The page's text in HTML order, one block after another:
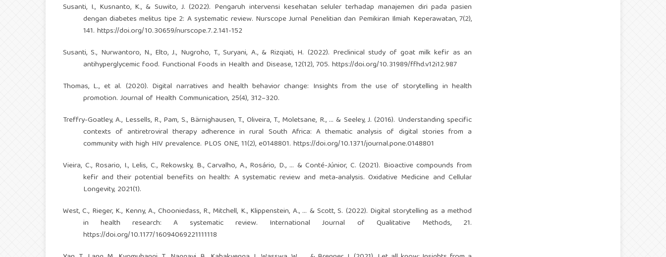
Susanti, I., Kusnanto, K., & Suwito, J. (2022). Pengaruh intervensi kesehatan seluler terhadap manajemen diri pada pasien
dengan diabetes melitus tipe 2: A systematic review. Nurscope Jurnal Penelitian dan Pemikiran Ilmiah Keperawatan, 7(2),
141. https://doi.org/10.30659/nurscope.7.2.141-152
Susanti, S., Nurwantoro, N., Elto, J., Nugroho, T., Suryani, A., & Rizqiati, H. (2022). Preclinical study of goat milk kefir as an
antihyperglycemic food. Functional Foods in Health and Disease, 12(12), 705. https://doi.org/10.31989/ffhd.v12i12.987
Thomas, L., et al. (2020). Digital narratives and health behavior change: Insights from the use of storytelling in health
promotion. Journal of Health Communication, 25(4), 312–320.
Treffry-Goatley, A., Lessells, R., Pam, S., Bärnighausen, T., Oliveira, T., Moletsane, R., … & Seeley, J. (2016). Understanding specific
contexts of antiretroviral therapy adherence in rural South Africa: A thematic analysis of digital stories from a
community with high HIV prevalence. PLOS ONE, 11(2), e0148801. https://doi.org/10.1371/journal.pone.0148801
Vieira, C., Rosario, I., Lelis, C., Rekowsky, B., Carvalho, A., Rosário, D., … & Conté-Júnior, C. (2021). Bioactive compounds from
kefir and their potential benefits on health: A systematic review and meta‐analysis. Oxidative Medicine and Cellular
Longevity, 2021(1).
West, C., Rieger, K., Kenny, A., Chooniedass, R., Mitchell, K., Klippenstein, A., … & Scott, S. (2022). Digital storytelling as a method
in health research: A systematic review. International Journal of Qualitative Methods, 21.
https://doi.org/10.1177/16094069221111118